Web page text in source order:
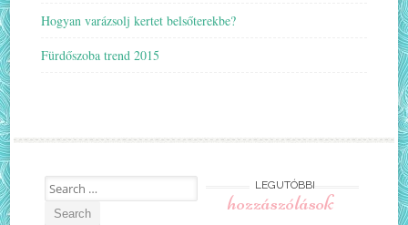
Hogyan varázsolj kertet belsőterekbe?
Fürdőszoba trend 2015
Search
for:
LEGUTÓBBI
hozzászólások